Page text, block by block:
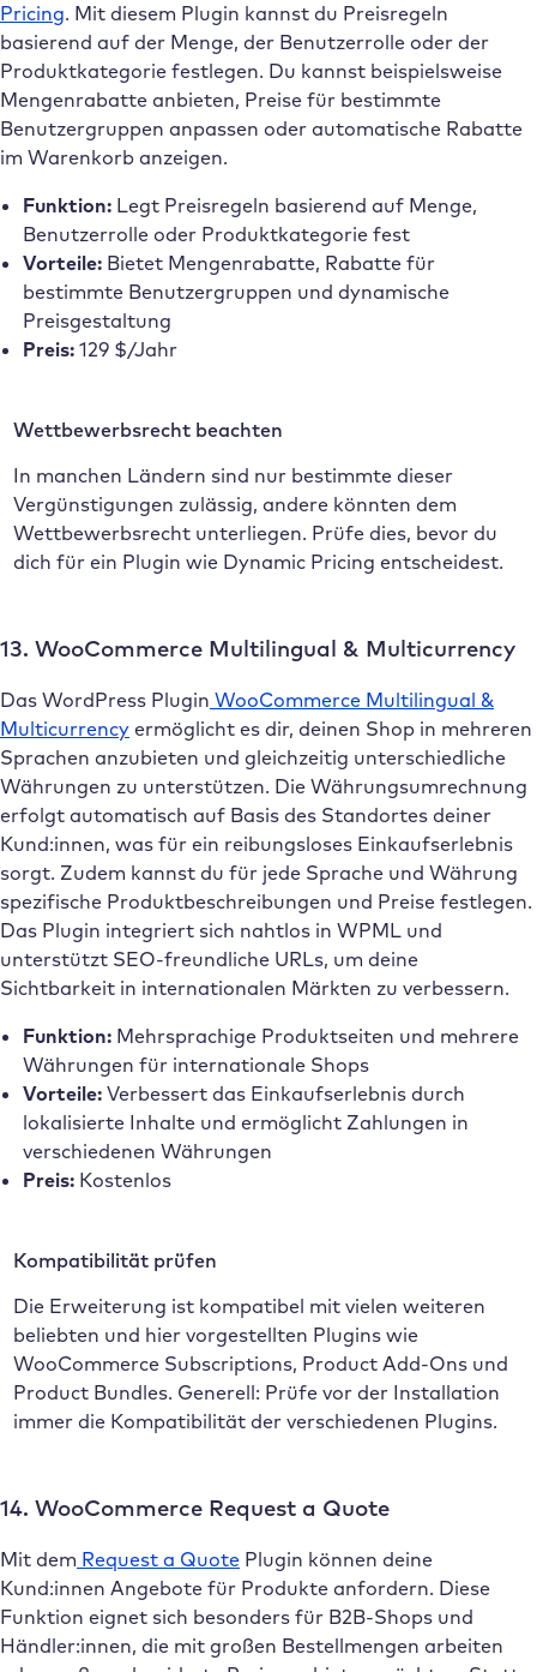
Pricing. Mit diesem Plugin kannst du Preisregeln
basierend auf der Menge, der Benutzerrolle oder der
Produktkategorie festlegen. Du kannst beispielsweise
Mengenrabatte anbieten, Preise für bestimmte
Benutzergruppen anpassen oder automatische Rabatte
im Warenkorb anzeigen.
Funktion: Legt Preisregeln basierend auf Menge,
Benutzerrolle oder Produktkategorie fest
Vorteile: Bietet Mengenrabatte, Rabatte für
bestimmte Benutzergruppen und dynamische
Preisgestaltung
Preis: 129 $/Jahr
Wettbewerbsrecht beachten
In manchen Ländern sind nur bestimmte dieser
Vergünstigungen zulässig, andere könnten dem
Wettbewerbsrecht unterliegen. Prüfe dies, bevor du
dich für ein Plugin wie Dynamic Pricing entscheidest.
13. WooCommerce Multilingual & Multicurrency
Das WordPress Plugin WooCommerce Multilingual &
Multicurrency ermöglicht es dir, deinen Shop in mehreren
Sprachen anzubieten und gleichzeitig unterschiedliche
Währungen zu unterstützen. Die Währungsumrechnung
erfolgt automatisch auf Basis des Standortes deiner
Kund:innen, was für ein reibungsloses Einkaufserlebnis
sorgt. Zudem kannst du für jede Sprache und Währung
spezifische Produktbeschreibungen und Preise festlegen.
Das Plugin integriert sich nahtlos in WPML und
unterstützt SEO-freundliche URLs, um deine
Sichtbarkeit in internationalen Märkten zu verbessern.
Funktion:Mehrsprachige Produktseiten und mehrere
Währungen für internationale Shops
Vorteile:Verbessert das Einkaufserlebnis durch
lokalisierte Inhalte und ermöglicht Zahlungen in
verschiedenen Währungen
Preis:Kostenlos
Kompatibilität prüfen
Die Erweiterung ist kompatibel mit vielen weiteren
beliebten und hier vorgestellten Plugins wie
WooCommerce Subscriptions, Product Add-Ons und
Product Bundles. Generell: Prüfe vor der Installation
immer die Kompatibilität der verschiedenen Plugins.
14. WooCommerce Request a Quote
Mit dem Request a Quote Plugin können deine
Kund:innen Angebote für Produkte anfordern. Diese
Funktion eignet sich besonders für B2B-Shops und
Händler:innen, die mit großen Bestellmengen arbeiten